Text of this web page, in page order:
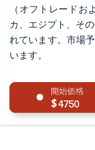
（オフトレードお
カ、エジプト、そ
れています。市場
います。
4750